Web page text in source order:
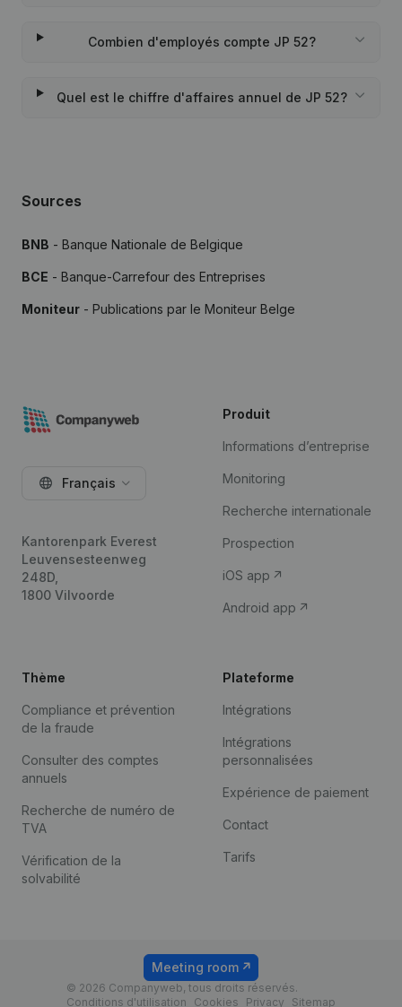
Combien d'employés compte JP 52?
Quel est le chiffre d'affaires annuel de JP 52?
Sources
BNB - Banque Nationale de Belgique
BCE - Banque-Carrefour des Entreprises
Moniteur - Publications par le Moniteur Belge
Français
Kantorenpark Everest
Leuvensesteenweg
248D,
1800 Vilvoorde
Produit
Informations d’entreprise
Monitoring
Recherche internationale
Prospection
iOS app
Android app
Thème
Compliance et prévention
de la fraude
Consulter des comptes
annuels
Recherche de numéro de
TVA
Vérification de la
solvabilité
Plateforme
Intégrations
Intégrations
personnalisées
Expérience de paiement
Contact
Tarifs
© 2026 Companyweb, tous droits réservés.
Conditions d'utilisation
Cookies Privacy Sitemap
Meeting room